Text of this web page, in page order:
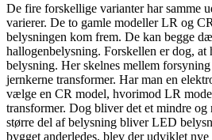
De fire forskellige varianter har samme
varierer. De to gamle modeller LR og
belysningen kom frem. De kan begge
hallogenbelysning. Forskellen er dog,
belysning. Her skelnes mellem
jernkerne transformer. Har man en
vælge en CR model, hvorimod LR
transformer. Dog bliver det et mindre og
større del af belysning bliver LED
bygget anderledes, blev der udviklet